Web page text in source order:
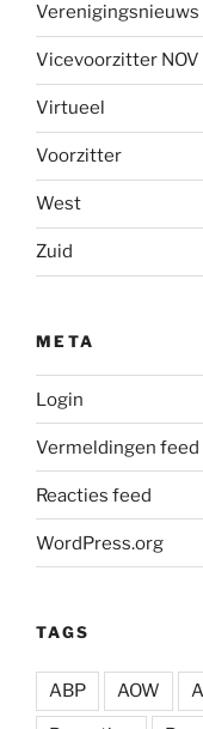
Verenigingsnieuws
Vicevoorzitter NOV
Virtueel
Voorzitter
West
Zuid
META
Login
Vermeldingen feed
Reacties feed
WordPress.org
TAGS
ABP AOW